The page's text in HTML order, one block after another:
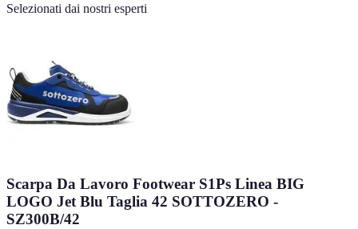
Selezionati dai nostri esperti
Scarpa Da Lavoro Footwear S1Ps Linea BIG
LOGO Jet Blu Taglia 42 SOTTOZERO -
SZ300B/42